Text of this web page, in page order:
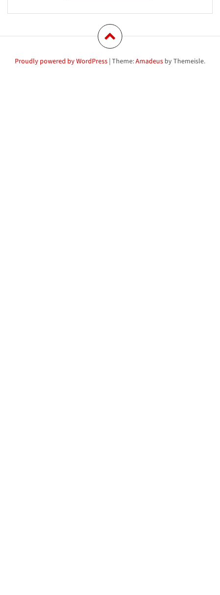
Proudly powered by WordPress | Theme:Amadeus by Themeisle.